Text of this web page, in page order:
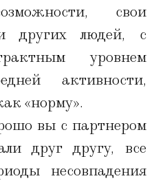
свои
других людей, с
уровнем
активности,
«норму».
вы с партнером
друг другу, все
несовпадения